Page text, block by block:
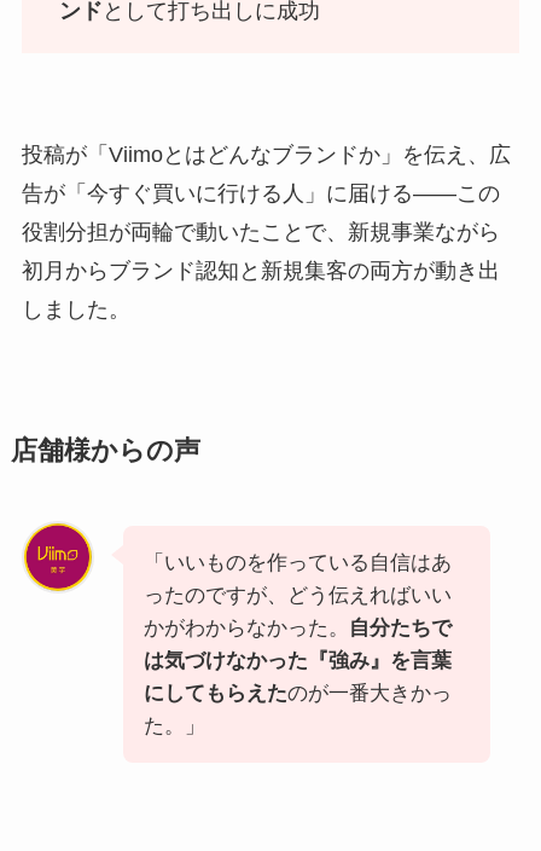
ンド として打ち出しに成功
投稿が「Viimoとはどんなブランドか」を伝え、広
告が「今すぐ買いに行ける人」に届ける――この
役割分担が両輪で動いたことで、新規事業ながら
初月からブランド認知と新規集客の両方が動き出
しました。
店舗様からの声
「いいものを作っている自信はあ
ったのですが、どう伝えればいい
かがわからなかった。
自分たちで
は気づけなかった『強み』を言葉
にしてもらえたのが一番大きかっ
た。」